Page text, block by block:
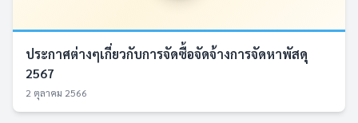
ประกาศต่างๆเกี่ยวกับการจัดซื้อจัดจ้างการจัดหาพัสดุ
2567
2 ตุลาคม 2566